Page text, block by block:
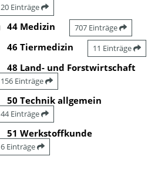
20 Einträge
44 Medizin 707 Einträge
46 Tiermedizin 11 Einträge
48 Land- und Forstwirtschaft
156 Einträge
50 Technik allgemein
44 Einträge
51 Werkstoffkunde
6 Einträge